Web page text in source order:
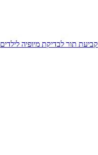
קביעת תור לבדיקת מיופיה לילדים